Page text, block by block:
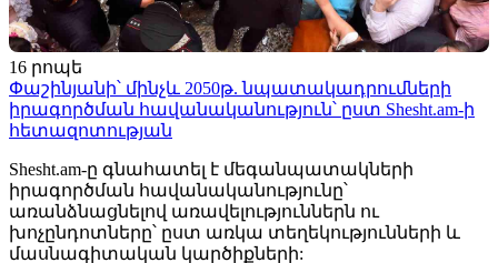
16 րոպե
Փաշինյանի՝ մինչև 2050թ. նպատակադրումների
իրագործման հավանականություն՝ ըստ Shesht.am-ի
հետազոտության
Shesht.am-ը գնահատել է մեգանպատակների
իրագործման հավանականությունը՝
առանձնացնելով առավելություններն ու
խոչընդոտները՝ ըստ առկա տեղեկությունների և
մասնագիտական կարծիքների: